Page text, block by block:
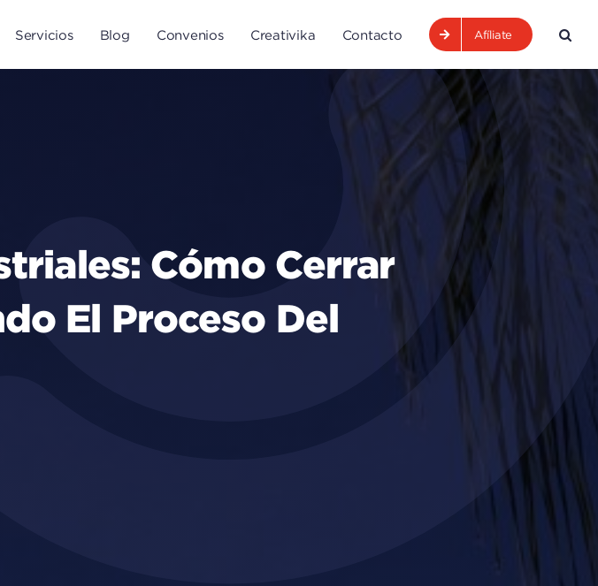
Servicios Blog Convenios Creativika Contacto Afíliate
Cómo Cerrar
El Proceso Del